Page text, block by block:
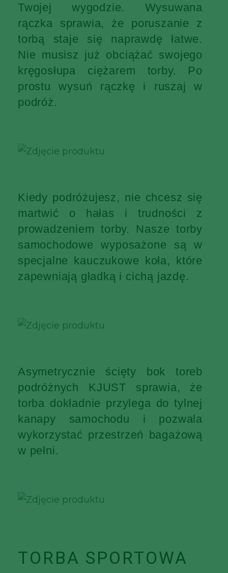
Twojej wygodzie. Wysuwana
rączka sprawia, że poruszanie z
torbą staje się naprawdę łatwe.
Nie musisz już obciążać swojego
kręgosłupa ciężarem torby. Po
prostu wysuń rączkę i ruszaj w
podróż.
Kiedy podróżujesz, nie chcesz się
martwić o hałas i trudności z
prowadzeniem torby. Nasze torby
samochodowe wyposażone są w
specjalne kauczukowe koła, które
zapewniają gładką i cichą jazdę.
Asymetrycznie ścięty bok toreb
podróżnych KJUST sprawia, że
torba dokładnie przylega do tylnej
kanapy samochodu i pozwala
wykorzystać przestrzeń bagażową
w pełni.
TORBA SPORTOWA